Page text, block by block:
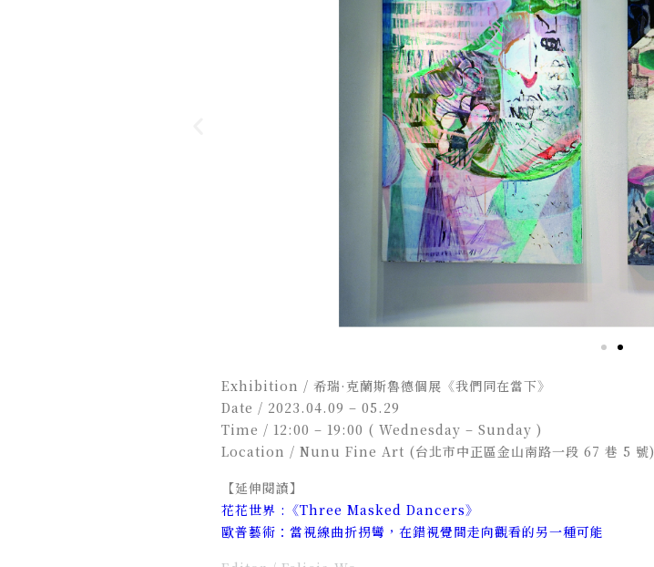
Exhibition / 希瑞·克蘭斯魯德個展《我們同在當下》
Date / 2023.04.09 – 05.29
Time / 12:00 – 19:00 ( Wednesday – Sunday )
Location / Nunu Fine Art (台北市中正區金山南路一段 67 巷 5 號)
【延伸閱讀】
花花世界 :《Three Masked Dancers》
歐普藝術：當視線曲折拐彎，在錯視覺間走向觀看的另一種可能